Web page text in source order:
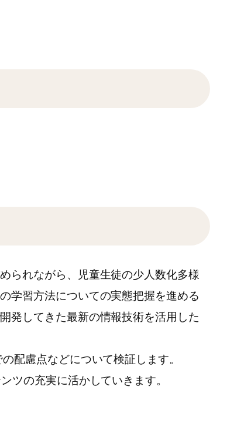
られながら、児童生徒の少人数化多様
学習方法についての実態把握を進める
発してきた最新の情報技術を活用した
配慮点などについて検証します。
ツの充実に活かしていきます。